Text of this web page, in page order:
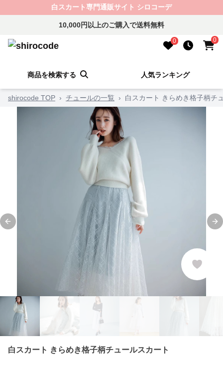
白スカート専門通販サイト シロコーデ
10,000円以上のご購入で送料無料
0 0
商品を検索する 人気ランキング
shirocode TOP › チュールの一覧 › 白スカート きらめき格子柄チ
Previous slide
白スカート きらめき格子柄チュールスカート